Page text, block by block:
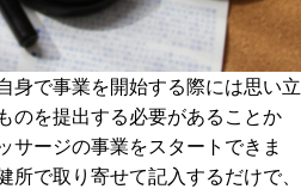
身で事業を開始する際には思い立
のを提出する必要があることか
サージの事業をスタートできま
で取り寄せて記入するだけで、